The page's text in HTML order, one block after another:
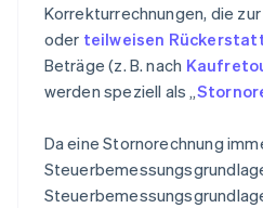
Korrekturrechnungen, die
oder teilweisen
Beträge (z. B. nach
werden speziell als „
Da eine Stornorechnung